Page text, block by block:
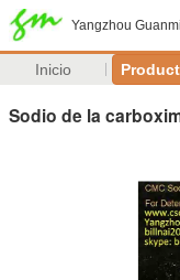
Yangzhou
Inicio
Sodio de la